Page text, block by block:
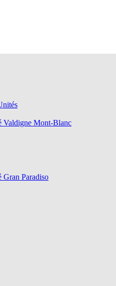
Valdigne Mont-Blanc
Gran Paradiso